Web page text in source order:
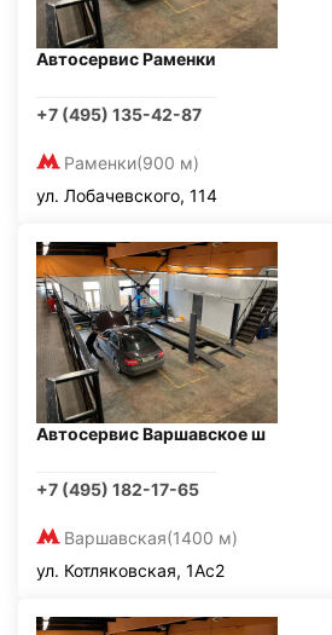
Автосервис Раменки
+7 (495) 135-42-87
Раменки(900 м)
ул. Лобачевского, 114
Автосервис Варшавское ш
+7 (495) 182-17-65
Варшавская(1400 м)
ул. Котляковская, 1Ас2